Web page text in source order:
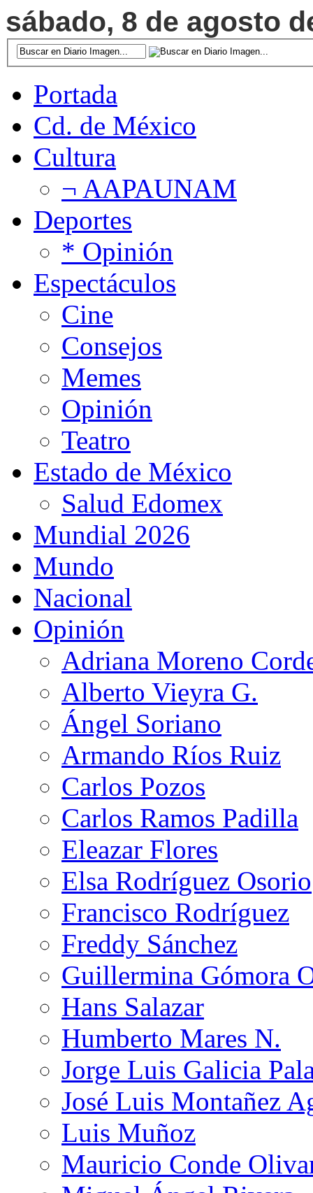
sábado, 8 de agosto
Portada
Cd. de México
Cultura
¬ AAPAUNAM
Deportes
* Opinión
Espectáculos
Cine
Consejos
Memes
Opinión
Teatro
Estado de México
Salud Edomex
Mundial 2026
Mundo
Nacional
Opinión
Adriana Moreno
Alberto Vieyra G.
Ángel Soriano
Armando Ríos Ruiz
Carlos Pozos
Carlos Ramos Padilla
Eleazar Flores
Elsa Rodríguez Osorio
Francisco Rodríguez
Freddy Sánchez
Guillermina Gómora
Hans Salazar
Humberto Mares N.
Jorge Luis Galicia
José Luis Montañez
Luis Muñoz
Mauricio Conde